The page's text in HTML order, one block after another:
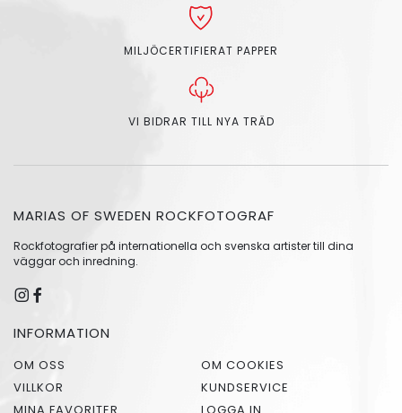
MILJÖCERTIFIERAT PAPPER
VI BIDRAR TILL NYA TRÄD
MARIAS OF SWEDEN ROCKFOTOGRAF
Rockfotografier på internationella och svenska artister till dina
väggar och inredning.
INFORMATION
OM OSS
OM COOKIES
VILLKOR
KUNDSERVICE